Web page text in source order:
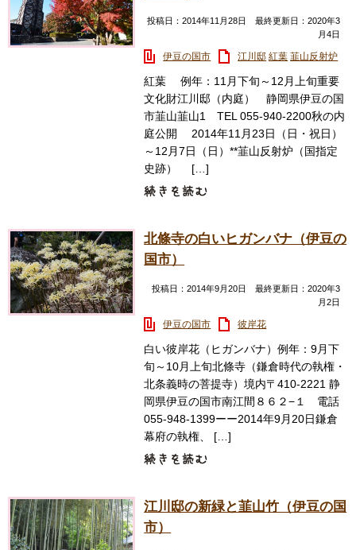
投稿日：2014年11月28日 最終更新日：2020年3
月4日
伊豆の国市 江川邸 紅葉 韮山反射炉
紅葉 例年：11月下旬～12月上旬重要
文化財江川邸（内庭） 静岡県伊豆の国
市韮山韮山1 TEL 055-940-2200秋の内
庭公開 2014年11月23日（日・祝日）
～12月7日（日）**韮山反射炉（国指定
史跡） […]
北條寺の白いヒガンバナ（伊豆の
国市）
投稿日：2014年9月20日 最終更新日：2020年3
月2日
伊豆の国市 彼岸花
白い彼岸花（ヒガンバナ）例年：9月下
旬～10月上旬北條寺（鎌倉時代の執権・
北条義時の菩提寺）境内〒410-2221 静
岡県伊豆の国市南江間８６２−１ 電話
055-948-1399ーー2014年9月20日鎌倉
幕府の執権、 […]
江川邸の新緑と韮山竹（伊豆の国
市）